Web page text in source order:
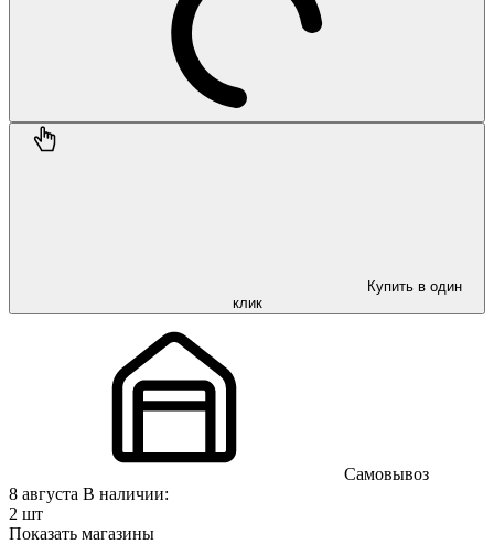
Купить в один
клик
Самовывоз
8 августа В наличии:
2 шт
Показать магазины